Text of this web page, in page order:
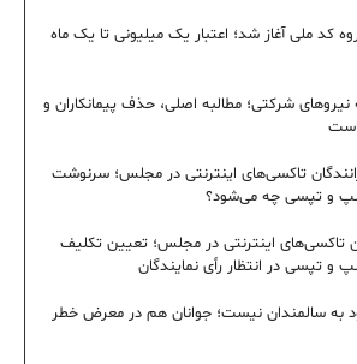
کد ملی آغاز شد؛ اعتبار یک میلیونی تا یک ماه
شرکتی؛ مطالبه اصلی، حذف پیمانکاران و
تاکسی‌های اینترنتی در مجلس؛ سرنوشت
و تپسی چه می‌شود؟
تاکسی‌های اینترنتی در مجلس؛ تعیین تکلیف
تپسی در انتظار رأی نمایندگان
به سالمندان نیست؛ جوانان هم در معرض خطر